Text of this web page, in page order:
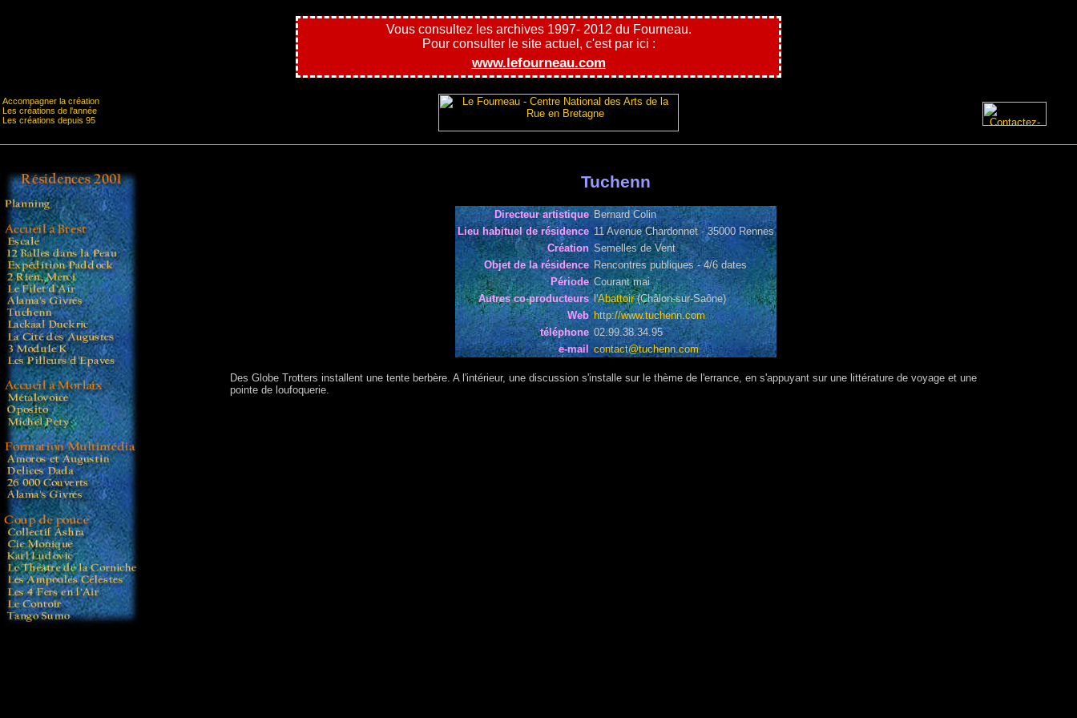
Vous consultez les archives 1997- 2012 du Fourneau.
Pour consulter le site actuel, c'est par ici :
www.lefourneau.com
Accompagner la création
Les créations de l'année
Les créations depuis 95
Tuchenn
Directeur artistique Bernard Colin
Lieu habituel de résidence 11 Avenue Chardonnet - 35000 Rennes
Création Semelles de Vent
Objet de la résidence Rencontres publiques - 4/6 dates
Période Courant mai
Autres co-producteurs l'Abattoir(Châlon-sur-Saône)
Web http://www.tuchenn.com
téléphone 02.99.38.34.95
e-mail
contact@tuchenn.com
Des Globe Trotters installent une tente berbère. A l'intérieur, une discussion s'installe sur le thème de l'errance, en s'appuyant sur une littérature de voyage et une
pointe de loufoquerie.